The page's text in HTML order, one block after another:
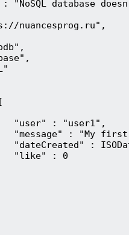
: "NoSQL database
nuancesprog.ru",
			"user" : "user1",
"message" : "My
"dateCreated" :
			"like" : 0